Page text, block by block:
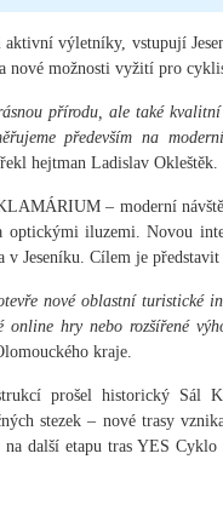
výletníky, vstupují
nové možnosti vyžití pro
přírodu, ale také
především na
řekl hejtman Ladislav Okleštěk.
– moderní
optickými iluzemi. Novou
Jeseníku. Cílem je
nové oblastní turistické
hry nebo rozšířené
kraje.
prošel historický Sál
stezek – nové trasy
další etapu tras YES Cyklo